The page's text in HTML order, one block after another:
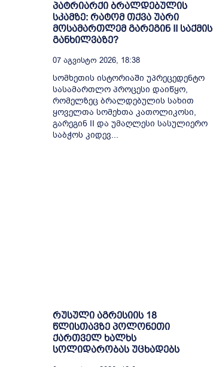
პატრიარქი ბრალდებულის
სკამზე: რატომ თქვა უარი
მოსამართლემ გარეგინ II საქმის
განხილვაზე?
07 Აგვისტო 2026, 18:38
სომხეთის ისტორიაში უპრეცედენტო
სასამართლო პროცესი დაიწყო,
რომელზეც ბრალდებულის სახით
ყოველთა სომეხთა კათოლიკოსი,
გარეგინ II და უმაღლესი სასულიერო
საბჭოს კიდევ...
რუსული აგრესიის 18
წლისთავზე პოლონეთი
ქართველ ხალხს
სოლიდარობას უცხადებს